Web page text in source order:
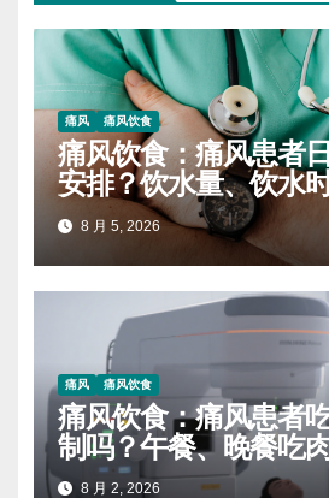
痛风 痛风饮食
痛风饮食：痛风患者
安排？饮水量、饮水
排泄尿酸
8 月 5, 2026
痛风 痛风饮食
痛风饮食：痛风患者
制吗？午餐、晚餐吃
差异
8 月 2, 2026